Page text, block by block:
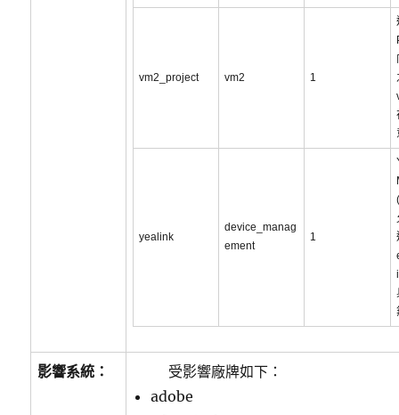
vm2_project vm2 1
yealink
device_manag
ement
1
影響系統：
受影響廠牌如下：
adobe